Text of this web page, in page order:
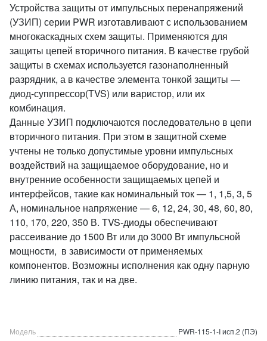
Устройства защиты от импульсных перенапряжений
(УЗИП) серии PWR изготавливают с использованием
многокаскадных схем защиты. Применяются для
защиты цепей вторичного питания. В качестве грубой
защиты в схемах используется газонаполненный
разрядник, а в качестве элемента тонкой защиты —
диод-суппрессор(TVS) или варистор, или их
комбинация.
Данные УЗИП подключаются последовательно в цепи
вторичного питания. При этом в защитной схеме
учтены не только допустимые уровни импульсных
воздействий на защищаемое оборудование, но и
внутренние особенности защищаемых цепей и
интерфейсов, такие как номинальный ток — 1, 1,5, 3, 5
А, номинальное напряжение — 6, 12, 24, 30, 48, 60, 80,
110, 170, 220, 350 В. TVS-диоды обеспечивают
рассеивание до 1500 Вт или до 3000 Вт импульсной
мощности, в зависимости от применяемых
компонентов. Возможны исполнения как одну парную
линию питания, так и на две.
Модель
PWR-115-1-I исп.2 (ПЭ)